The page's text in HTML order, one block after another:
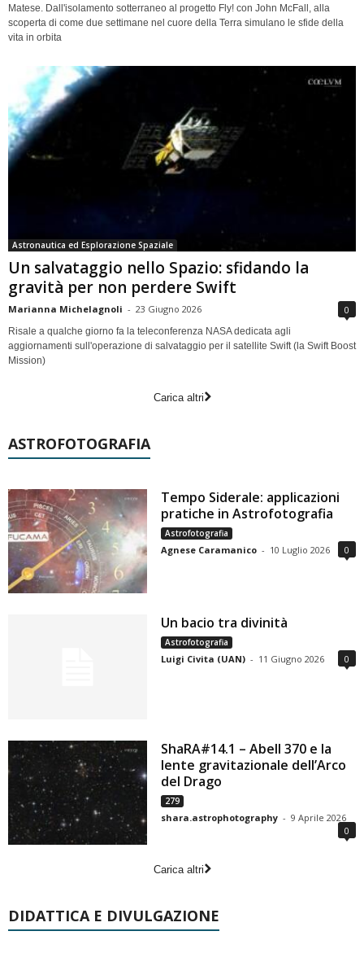
Matese. Dall'isolamento sotterraneo al progetto Fly! con John McFall, alla
scoperta di come due settimane nel cuore della Terra simulano le sfide della
vita in orbita
Astronautica ed Esplorazione Spaziale
Un salvataggio nello Spazio: sfidando la
gravità per non perdere Swift
Marianna Michelagnoli - 23 Giugno 2026 0
Risale a qualche giorno fa la teleconferenza NASA dedicata agli
aggiornamenti sull'operazione di salvataggio per il satellite Swift (la Swift Boost
Mission)
Carica altri
ASTROFOTOGRAFIA
Tempo Siderale: applicazioni
pratiche in Astrofotografia
Astrofotografia
Agnese Caramanico - 10 Luglio 2026 0
Un bacio tra divinità
Astrofotografia
Luigi Civita (UAN) - 11 Giugno 2026 0
ShaRA#14.1 – Abell 370 e la
lente gravitazionale dell’Arco
del Drago
279
shara.astrophotography - 9 Aprile 2026
0
Carica altri
DIDATTICA E DIVULGAZIONE